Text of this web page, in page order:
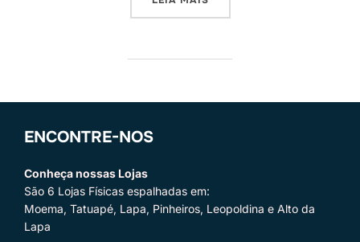
ENCONTRE-NOS
Conheça nossas Lojas
São 6 Lojas Físicas espalhadas em:
Moema, Tatuapé, Lapa, Pinheiros, Leopoldina e Alto da
Lapa